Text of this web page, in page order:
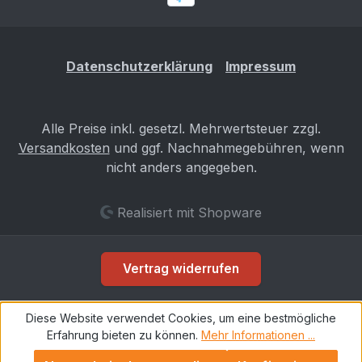
bekanntDatenschutzerklärung Impressum
Alle Preise inkl. gesetzl. Mehrwertsteuer zzgl.
Versandkosten und ggf. Nachnahmegebühren, wenn
nicht anders angegeben.
Realisiert mit Shopware
Vertrag widerrufen
Diese Website verwendet Cookies, um eine bestmögliche
Erfahrung bieten zu können. Mehr Informationen ...